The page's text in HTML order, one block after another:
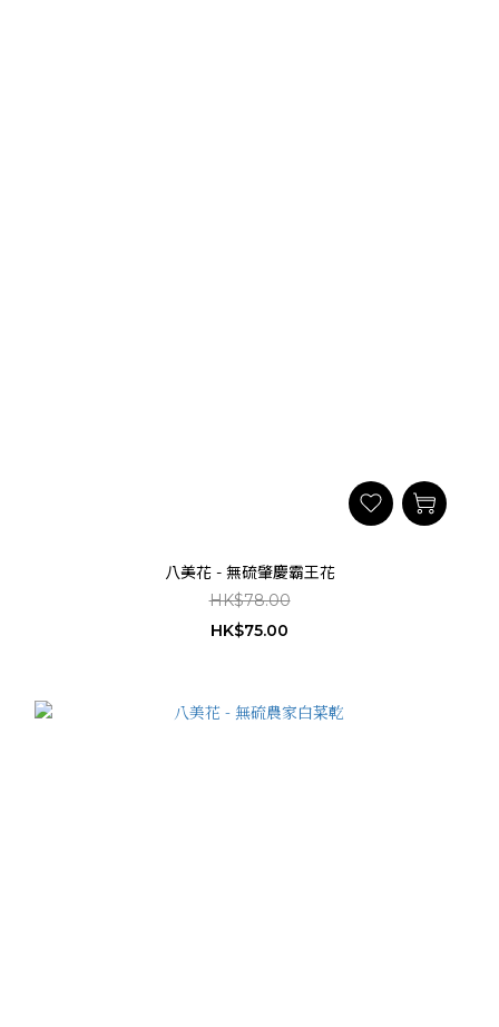
八美花 - 無硫肇慶霸王花
HK$78.00
HK$75.00